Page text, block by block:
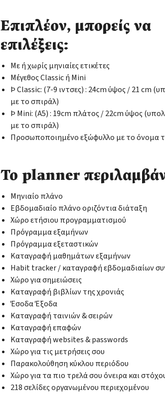
Επιπλέον, μπορείς να
επιλέξεις:
Με ή χωρίς μηνιαίες ετικέτες
Μέγεθος Classic ή Mini
Þ Classic: (7-9 ιντσες) : 24cm ύψος / 21 cm
με το σπιράλ)
Þ Mini: (Α5) : 19cm πλάτος / 22cm ύψος
με το σπιράλ)
Προσωποποιημένο εξώφυλλο με το όνομα
Το planner
Μηνιαίο πλάνο
Εβδομαδιαίο πλάνο οριζόντια διάταξη
Χώρο ετήσιου προγραμματισμού
Πρόγραμμα εξαμήνων
Πρόγραμμα εξεταστικών
Καταγραφή μαθημάτων εξαμήνων
Habit tracker / καταγραφή εβδομαδιαίων
Χώρο για σημειώσεις
Καταγραφή βιβλίων της χρονιάς
Έσοδα Έξοδα
Καταγραφή ταινιών & σειρών
Καταγραφή επαφών
Καταγραφή websites & passwords
Χώρο για τις μετρήσεις σου
Παρακολούθηση κύκλου περιόδου
Χώρο για τα πιο τρελά σου όνειρα και
218 σελίδες οργανωμένου περιεχομένου